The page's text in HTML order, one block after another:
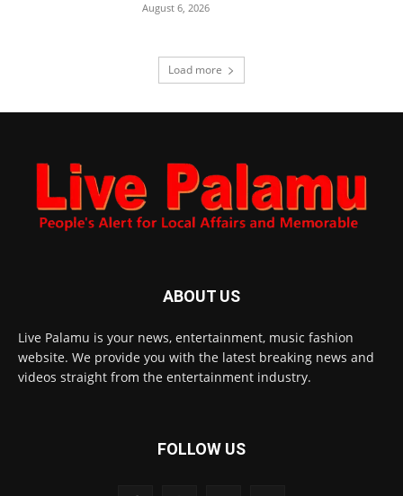
August 6, 2026
Load more
ABOUT US
Live Palamu is your news, entertainment, music fashion
website. We provide you with the latest breaking news and
videos straight from the entertainment industry.
FOLLOW US